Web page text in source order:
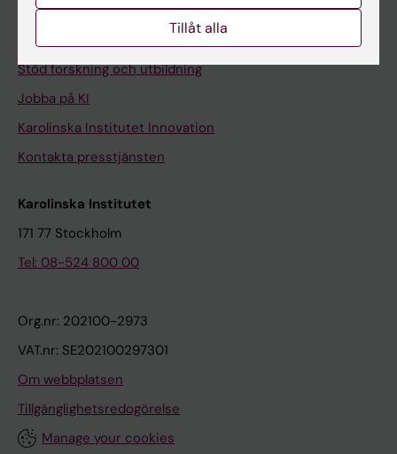
Kontakta och besök KI
Universitetsbiblioteket
Stöd forskning och utbildning
Jobba på KI
Karolinska Institutet Innovation
Kontakta presstjänsten
Karolinska Institutet
171 77 Stockholm
Tel: 08-524 800 00
Org.nr: 202100-2973
VAT.nr: SE202100297301
Om webbplatsen
Tillgänglighetsredogörelse
Manage your cookies
Tillåt alla